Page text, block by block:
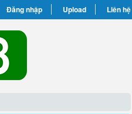
Đăng nhập Upload Liên hệ